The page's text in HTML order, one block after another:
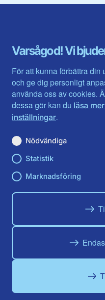
Varsågod! Vi
För att kunna förbättra
och ge dig personligt
använda oss av cookies.
dessa gör kan du läsa
inställningar.
Nödvändiga
Statistik
Marknadsföring
Gävleborg
Halland
Jämtlands län
Jönköpings län
Kalmar län
Kronobergs län
Norrbotten
Skåne län
Du hittar oss här på
FacebookInstagram